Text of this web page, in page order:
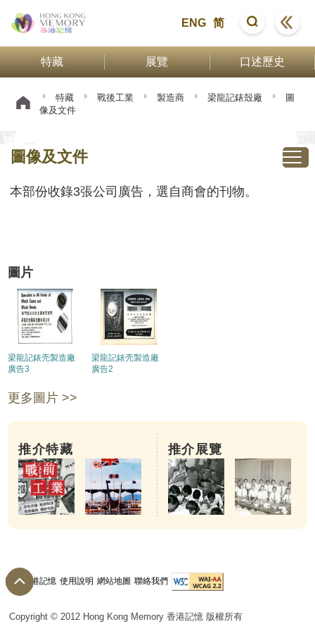
ENG 简
特藏 展覽 口述歷史
特藏 戰後工業 製造商 梁龍記錶殼廠
圖
像及文件
圖像及文件
本部份收錄3張公司廣告，選自商會的刊物。
圖片
梁龍記錶壳製造廠
廣告3
梁龍記錶壳製造廠
廣告2
更多圖片 >>
推介特藏 推介展覽
關於香港記憶 使用說明 網站地圖 聯絡我們
Copyright © 2012 Hong Kong Memory 香港記憶 版權所有